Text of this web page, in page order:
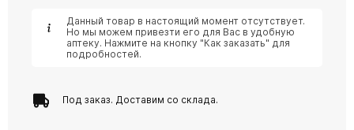
Данный товар в настоящий момент отсутствует.
Но мы можем привезти его для Вас в удобную
аптеку. Нажмите на кнопку "Как заказать" для
подробностей.
Под заказ. Доставим со склада.